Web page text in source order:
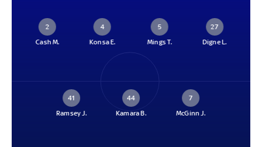
2
Cash M.
4
Konsa E.
5
Mings T.
27
Digne L.
41
Ramsey J.
44
Kamara B.
7
McGinn J.